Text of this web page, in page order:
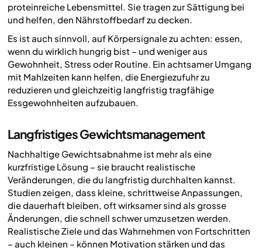
proteinreiche Lebensmittel. Sie tragen zur Sättigung bei
und helfen, den Nährstoffbedarf zu decken.
Es ist auch sinnvoll, auf Körpersignale zu achten: essen,
wenn du wirklich hungrig bist – und weniger aus
Gewohnheit, Stress oder Routine. Ein achtsamer Umgang
mit Mahlzeiten kann helfen, die Energiezufuhr zu
reduzieren und gleichzeitig langfristig tragfähige
Essgewohnheiten aufzubauen.
Langfristiges Gewichtsmanagement
Nachhaltige Gewichtsabnahme ist mehr als eine
kurzfristige Lösung – sie braucht realistische
Veränderungen, die du langfristig durchhalten kannst.
Studien zeigen, dass kleine, schrittweise Anpassungen,
die dauerhaft bleiben, oft wirksamer sind als grosse
Änderungen, die schnell schwer umzusetzen werden.
Realistische Ziele und das Wahrnehmen von Fortschritten
– auch kleinen – können Motivation stärken und das